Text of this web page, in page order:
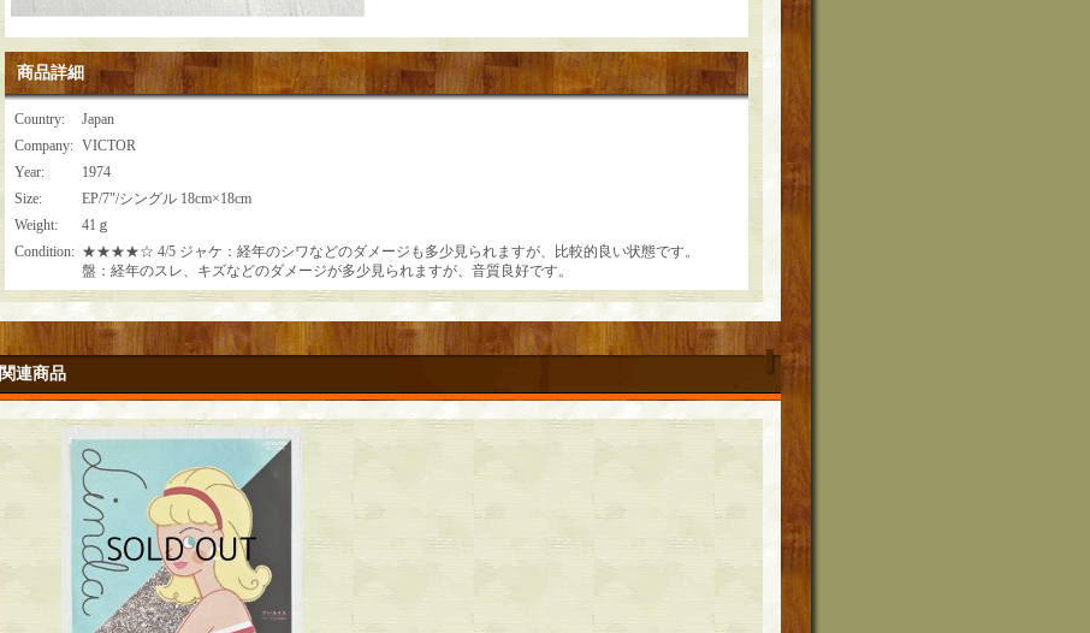
商品詳細
Country:
Japan
Company: VICTOR
Year:
1974
Size:
EP/7"/シングル 18cm×18cm
Weight:
41ｇ
Condition: ★★★★☆ 4/5 ジャケ：経年のシワなどのダメージも多少見られますが、比較的良い状態です。
盤：経年のスレ、キズなどのダメージが多少見られますが、音質良好です。
関連商品